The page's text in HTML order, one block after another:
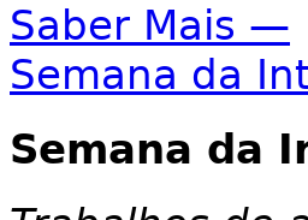
Saber Mais —
Semana da
Semana da